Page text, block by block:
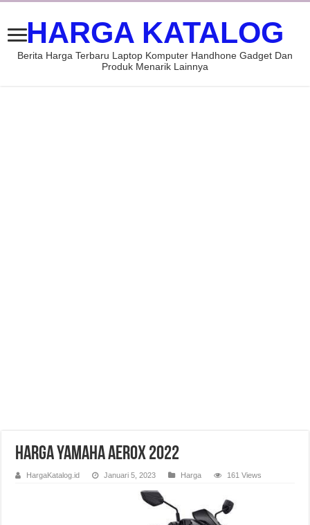
HARGA KATALOG
Berita Harga Terbaru Laptop Komputer Handhone Gadget Dan
Produk Menarik Lainnya
Harga Yamaha Aerox 2022
HargaKatalog.id Januari 5, 2023 Harga 161 Views